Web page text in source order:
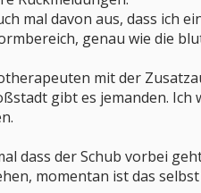
mal davon aus, dass ich
genau wie die
mit der
gibt es jemanden.
dass der Schub vorbei
momentan ist das